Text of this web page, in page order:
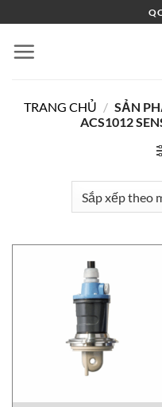
qua
nội
TRANG CHỦ / SẢN
ACS1012